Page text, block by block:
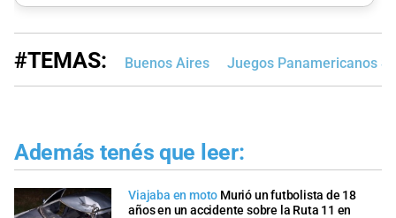
#TEMAS: Buenos Aires Juegos Panamericanos
Además tenés que leer:
Viajaba en moto Murió un futbolista de 18
años en un accidente sobre la Ruta 11 en